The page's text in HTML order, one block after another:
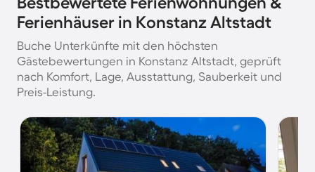
Ferienhäuser in Konstanz Altstadt
Buche Unterkünfte mit den höchsten
Gästebewertungen in Konstanz Altstadt, geprüft
nach Komfort, Lage, Ausstattung, Sauberkeit und
Preis-Leistung.